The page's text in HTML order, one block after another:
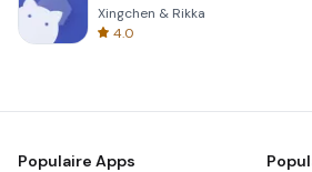
Xingchen & Rikka
4.0
Populaire Apps